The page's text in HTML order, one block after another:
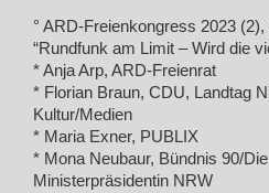
° ARD-Freienkongress 2023
“Rundfunk am Limit – Wird die
* Anja Arp, ARD-Freienrat
* Florian Braun, CDU, Landtag
Kultur/Medien
* Maria Exner, PUBLIX
* Mona Neubaur, Bündnis 90/
Ministerpräsidentin NRW